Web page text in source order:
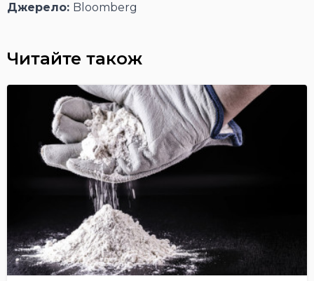
Джерело: Bloomberg
Читайте також